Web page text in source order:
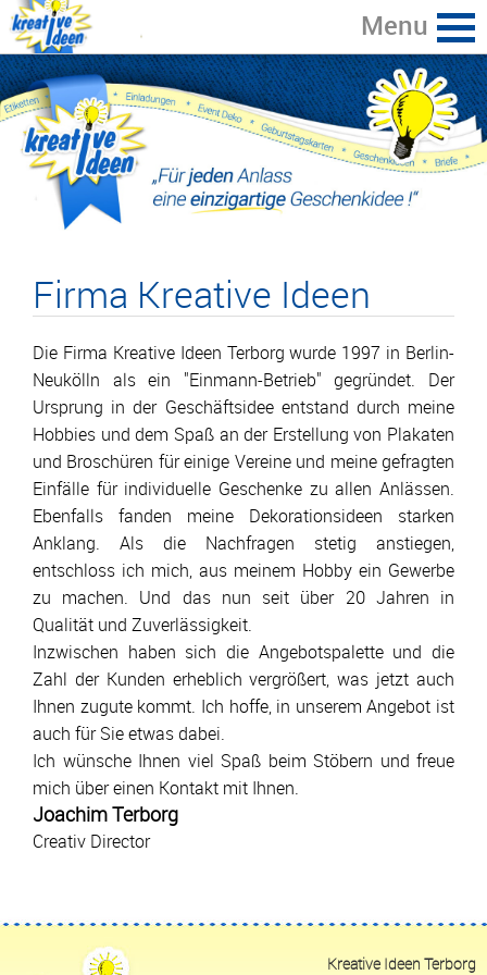
Home zurück
Firma Kreative Ideen
Produktpalette
Besonders beliebte Produkte
Besondere Anlässe
Dekorationen
Veranstaltungs-Service
Werbungs-Ideen
Kreative Ideen Terborg
Kestenzeile 4
12349 Berlin • Deutschland
info@kreative-ideen.com
+49 (0)30 6874376
+49 (0)30 37719530
Anfahrt Bookmark
Firma Kreative Ideen
Die Firma Kreative Ideen Terborg wurde 1997 in Berlin-
Neukölln als ein "Einmann-Betrieb" gegründet. Der
Ursprung in der Geschäftsidee entstand durch meine
Hobbies und dem Spaß an der Erstellung von Plakaten
und Broschüren für einige Vereine und meine gefragten
Einfälle für individuelle Geschenke zu allen Anlässen.
Ebenfalls fanden meine Dekorationsideen starken
Anklang. Als die Nachfragen stetig anstiegen,
entschloss ich mich, aus meinem Hobby ein Gewerbe
zu machen. Und das nun seit über 20 Jahren in
Qualität und Zuverlässigkeit.
Inzwischen haben sich die Angebotspalette und die
Zahl der Kunden erheblich vergrößert, was jetzt auch
Ihnen zugute kommt. Ich hoffe, in unserem Angebot ist
auch für Sieetwasdabei.
Ich wünsche Ihnen viel Spaß beim Stöbern und freue
mich über einen Kontakt mit Ihnen.
Joachim Terborg
Creativ Director
Kreative Ideen Terborg